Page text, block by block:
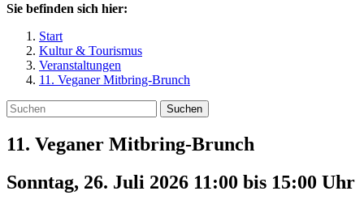
Sie befinden sich hier:
Start
Kultur & Tourismus
Veranstaltungen
11. Veganer Mitbring-Brunch
Suchen
11. Veganer Mitbring-Brunch
Sonntag, 26. Juli 2026 11:00 bis 15:00 Uhr